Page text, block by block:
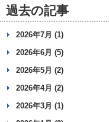
過去の記事
2026年7月 (1)
2026年6月 (5)
2026年5月 (2)
2026年4月 (2)
2026年3月 (1)